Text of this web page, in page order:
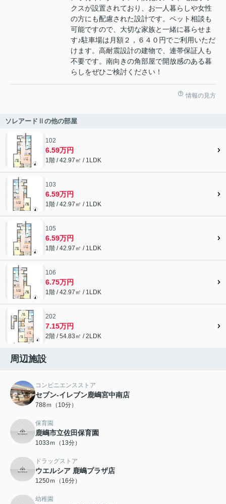
クスが設置されており、お一人暮らしや女性
の方にも配慮された設計です。ペット相談も
可能ですので、大切な家族と一緒に暮らせま
す♪駐車場は月額２，６４０円でご利用いただ
けます。高耐震設計の建物で、連帯保証人も
不要です。南向きの角部屋で開放感のある暮
らしをぜひご検討ください！
情報の見方
ソレアードⅡの他の部屋
102
6.59万円
1階 / 42.97㎡ / 1LDK
103
6.59万円
1階 / 42.97㎡ / 1LDK
105
6.59万円
1階 / 42.97㎡ / 1LDK
106
6.75万円
1階 / 42.97㎡ / 1LDK
202
7.15万円
2階 / 54.83㎡ / 2LDK
周辺施設
コンビニエンスストア
セブン-イレブン鹿嶋宮中南店
788ｍ（10分）
保育園
鹿嶋市立佐田保育園
1033ｍ（13分）
ドラッグストア
ウエルシア 鹿嶋プラザ店
1250ｍ（16分）
幼稚園